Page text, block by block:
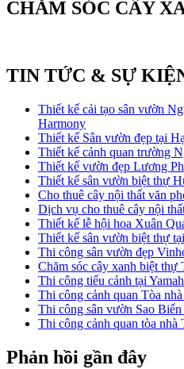
CHĂM SÓC CÂY
TIN TỨC & SỰ
Thiết kế cải tạo sân vườn
Harmony
Thiết kế Sân vườn đẹp tại
Thiết kế cảnh quan trường
Thiết kế vườn đẹp Lương
Thiết kế sân vườn biệt thự
Cho thuê cây nội thất văn
Dịch vụ cho thuê cây nội
Thiết kế lễ hội hoa Xuân
Thiết kế sân vườn biệt thự
Thi công sân vườn đẹp
Chăm sóc cây xanh biệt
Thi công tiểu cảnh tại
Thi công cảnh quan Tòa
Thi công sân vườn Sao Biển
Thi công cảnh quan tòa
Phản hồi gần đây